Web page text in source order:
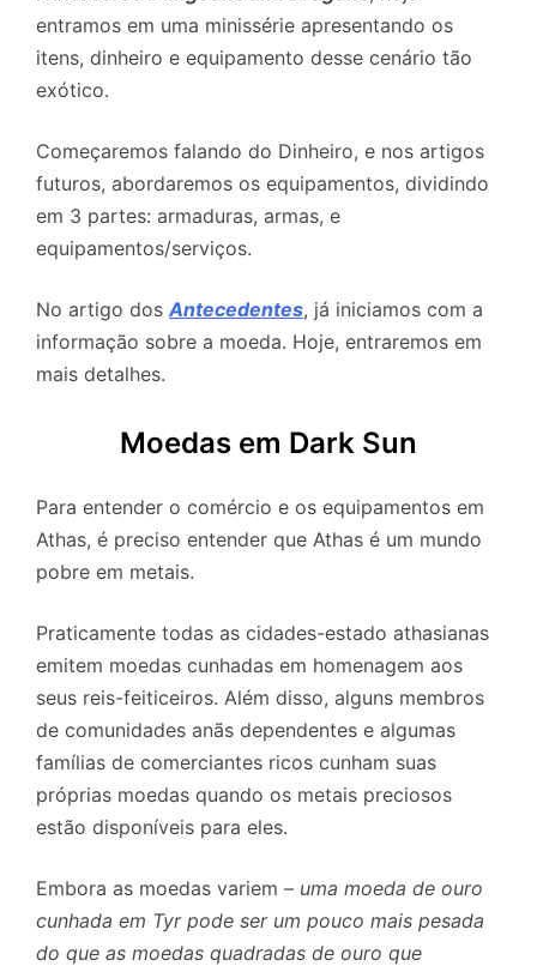
entramos em uma minissérie apresentando os
itens, dinheiro e equipamento desse cenário tão
exótico.
Começaremos falando do Dinheiro, e nos artigos
futuros, abordaremos os equipamentos, dividindo
em 3 partes: armaduras, armas, e
equipamentos/serviços.
No artigo dos Antecedentes, já iniciamos com a
informação sobre a moeda. Hoje, entraremos em
mais detalhes.
Moedas em Dark Sun
Para entender o comércio e os equipamentos em
Athas, é preciso entender que Athas é um mundo
pobre em metais.
Praticamente todas as cidades-estado athasianas
emitem moedas cunhadas em homenagem aos
seus reis-feiticeiros. Além disso, alguns membros
de comunidades anãs dependentes e algumas
famílias de comerciantes ricos cunham suas
próprias moedas quando os metais preciosos
estão disponíveis para eles.
Embora as moedas variem – uma moeda de ouro
cunhada em Tyr pode ser um pouco mais pesada
do que as moedas quadradas de ouro que